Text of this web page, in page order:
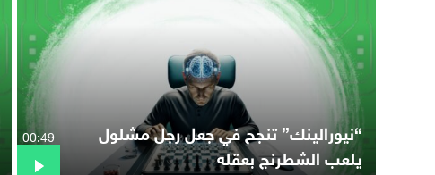
“نيورالينك” تنجح في جعل رجل مشلول
يلعب الشطرنج بعقله
00:49